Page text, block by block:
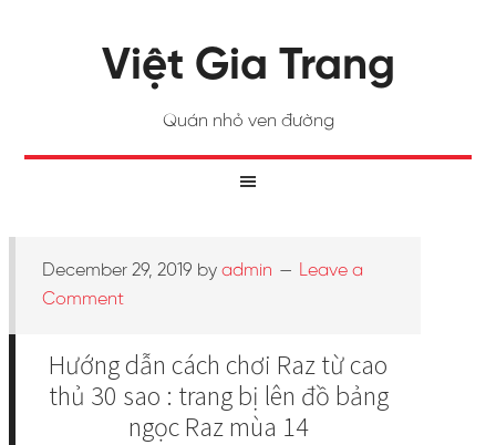
Việt Gia Trang
Quán nhỏ ven đường
December 29, 2019 by admin
Leave a
Comment
Hướng dẫn cách chơi Raz từ cao
thủ 30 sao : trang bị lên đồ bảng
ngọc Raz mùa 14